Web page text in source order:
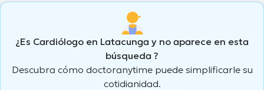
¿Es Cardiólogo en Latacunga y no aparece en esta
búsqueda ?
Descubra cómo doctoranytime puede simplificarle su
cotidianidad.